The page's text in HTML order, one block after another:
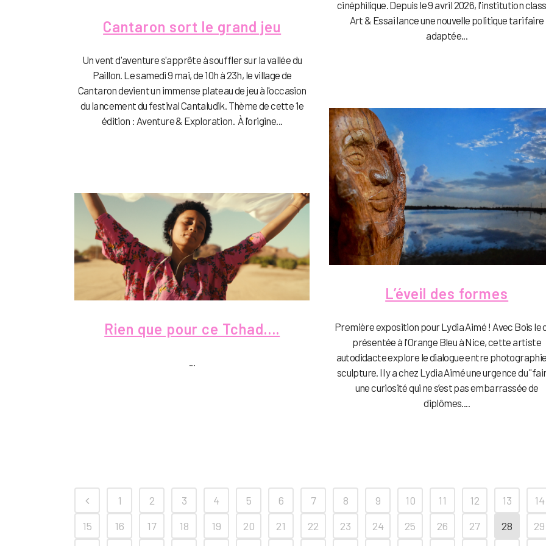
Cantaron sort le grand jeu
Un vent d'aventure s'apprête à souffler sur la vallée du
Paillon. Le samedi 9 mai, de 10h à 23h, le village de
Cantaron devient un immense plateau de jeu à l'occasion
du lancement du festival Cantaludik. Thème de cette 1e
édition : Aventure & Exploration. À l'origine...
cinéphilique. Depuis le 9 avril 2026, l'institution
Art & Essai lance une nouvelle politique tarifaire
adaptée...
L’éveil des formes
Première exposition pour Lydia Aimé ! Avec Bois le
présentée à l'Orange Bleu à Nice, cette artiste
autodidacte explore le dialogue entre
sculpture. Il y a chez Lydia Aimé une urgence du
une curiosité qui ne s’est pas embarrassée de
diplômes....
Rien que pour ce Tchad….
1 2 3 4 5 6 7 8 9 10 11 12 13
14
15
16 17 18 19 20 21 22 23 24 25 26 27 28
29